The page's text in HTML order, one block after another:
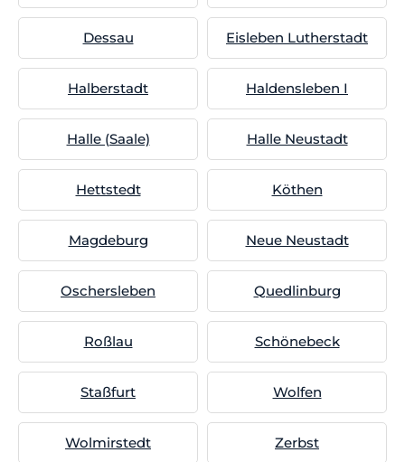
Dessau Eisleben Lutherstadt
Halberstadt Haldensleben I
Halle (Saale) Halle Neustadt
Hettstedt Köthen
Magdeburg Neue Neustadt
Oschersleben Quedlinburg
Roßlau Schönebeck
Staßfurt Wolfen
Wolmirstedt Zerbst